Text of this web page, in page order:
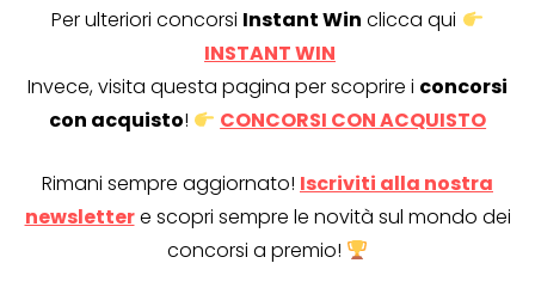
Per ulteriori concorsi Instant Win clicca qui
INSTANT WIN
Invece, visita questa pagina per scoprire i concorsi
con acquisto! CONCORSI CON ACQUISTO
Rimani sempre aggiornato! Iscriviti alla nostra
newslettere scopri sempre le novità sul mondo dei
concorsi a premio!